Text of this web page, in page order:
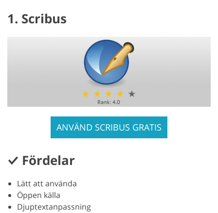
1. Scribus
ANVÄND SCRIBUS GRATIS
Fördelar
Lätt att använda
Öppen källa
Djuptextanpassning